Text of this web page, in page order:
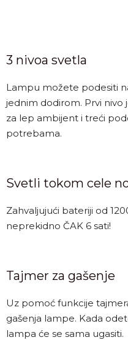
3 nivoa svetla
Lampu možete podesiti
jednim dodirom. Prvi nivo
za lep ambijent i treći
potrebama.
Svetli tokom cele
Zahvaljujući bateriji od
neprekidno ČAK 6 sati!
Tajmer za gašenje
Uz pomoć funkcije
gašenja lampe. Kada
lampa će se sama ugasiti.